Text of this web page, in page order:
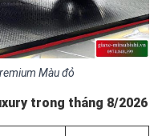
Màu đỏ
trong tháng 8/2026